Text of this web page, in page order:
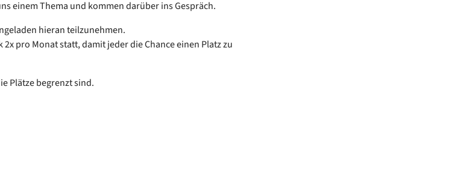
einem Thema und kommen darüber ins Gespräch.
hieran teilzunehmen.
pro Monat statt, damit jeder die Chance einen Platz zu
Plätze begrenzt sind.